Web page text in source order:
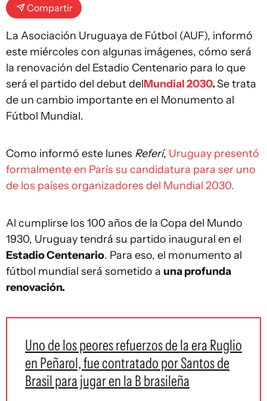
Compartir
La Asociación Uruguaya de Fútbol (AUF), informó
este miércoles con algunas imágenes, cómo será
la renovación del Estadio Centenario para lo que
será el partido del debut delMundial 2030.Se trata
de un cambio importante en el Monumento al
Fútbol Mundial.
Como informó este lunes Referí, Uruguay presentó
formalmente en París su candidatura para ser uno
de los países organizadores del Mundial 2030.
Al cumplirse los 100 años de la Copa del Mundo
1930, Uruguay tendrá su partido inaugural en el
Estadio Centenario. Para eso, el monumento al
fútbol mundial será sometido a una profunda
renovación.
Uno de los peores refuerzos de la era Ruglio
en Peñarol, fue contratado por Santos de
Brasil para jugar en la B brasileña